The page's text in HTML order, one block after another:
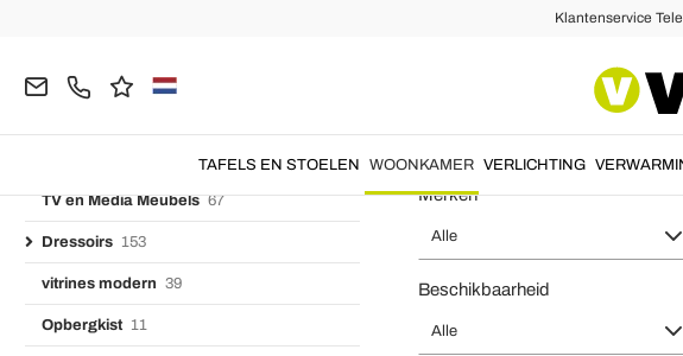
Klantenservice
TAFELS EN STOELEN WOONKAMER VERLICHTING
Moderne en Etnische
84
TV en Media Meubels 67
Dressoirs 153
vitrines modern 39
Opbergkist 11
Merken
Alle
Beschikbaarheid
Alle